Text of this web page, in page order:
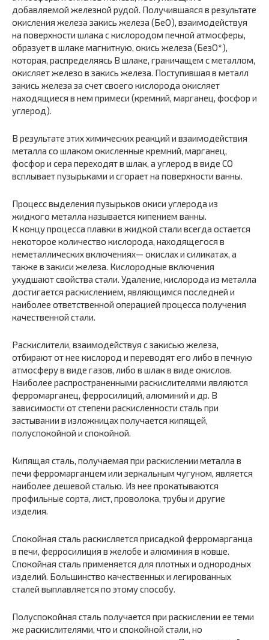
добавляемой железной рудой. Получившаяся в результате
окисления железа закись железа (БеО), взаимодействуя
на поверхности шлака с кислородом печной атмосферы,
образует в шлаке магнитную, окись железа (БезО*),
которая, распределяясь В шлаке, граничащем с металлом,
окисляет железо в закись железа. Поступившая в металл
закись железа за счет своего кислорода окисляет
находящиеся в нем примеси (кремний, марганец, фосфор и
углерод).
В результате этих химических реакций и взаимодействия
металла со шлаком окисленные кремний, марганец,
фосфор и сера переходят в шлак, а углерод в виде СО
всплывает пузырьками и сгорает на поверхности ванны.
Процесс выделения пузырьков окиси углерода из
жидкого металла называется кипением ванны.
К концу процесса плавки в жидкой стали всегда остается
некоторое количество кислорода, находящегося в
неметаллических включениях— окислах и силикатах, а
также в закиси железа. Кислородные включения
ухудшают свойства стали. Удаление, кислорода из металла
достигается раскислением, являющимся последней и
наиболее ответственной операцией процесса получения
качественной стали.
Раскислители, взаимодействуя с закисью железа,
отбирают от нее кислород и переводят его либо в печную
атмосферу в виде газов, либо в шлак в виде окислов.
Наиболее распространенными раскислителями являются
ферромарганец, ферросилиций, алюминий и др. В
зависимости от степени раскисленности сталь при
застывании в изложницах получается кипящей,
полуспокойной и спокойной.
Кипящая сталь, получаемая при раскислении металла в
печи ферромарганцем или зеркальным чугуном, является
наиболее дешевой сталью. Из нее прокатываются
профильные сорта, лист, проволока, трубы и другие
изделия.
Спокойная сталь раскисляется присадкой ферромарганца
в печи, ферросилиция в желобе и алюминия в ковше.
Спокойная сталь применяется для плотных и однородных
изделий. Большинство качественных и легированных
сталей выплавляется по этому способу.
Полуспокойная сталь получается при раскислении ее теми
же раскислителями, что и спокойной стали, но